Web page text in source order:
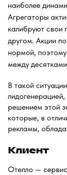
наиболее
Агрегаторы
калибруют свои
другом. Акции
нормой,
между
В такой
решением этой
которые, в
рекламы,
Клиент
Отелло —